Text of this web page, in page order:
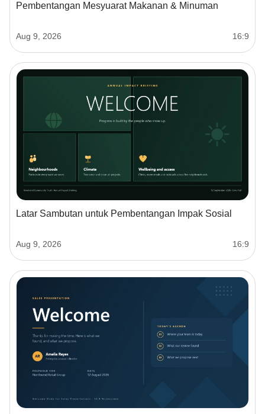
Pembentangan Mesyuarat Makanan & Minuman
Aug 9, 2026 16:9
Latar Sambutan untuk Pembentangan Impak Sosial
Aug 9, 2026 16:9